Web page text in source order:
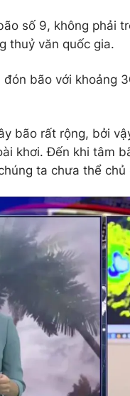
số 9, không phải
thuỷ văn quốc gia.
đón bão với khoảng
bão rất rộng, bởi
khơi. Đến khi tâm
ta chưa thể